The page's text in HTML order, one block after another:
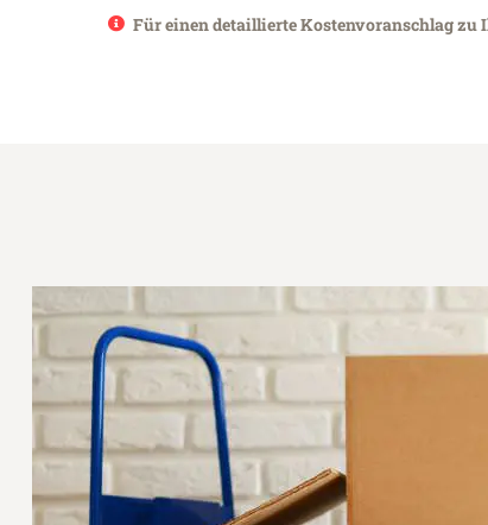
Für einen detaillierte Kostenvoranschlag zu